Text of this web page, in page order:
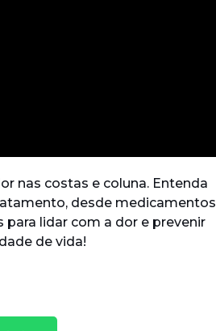
nas costas e coluna. Entenda
desde medicamentos
lidar com a dor e prevenir
de vida!